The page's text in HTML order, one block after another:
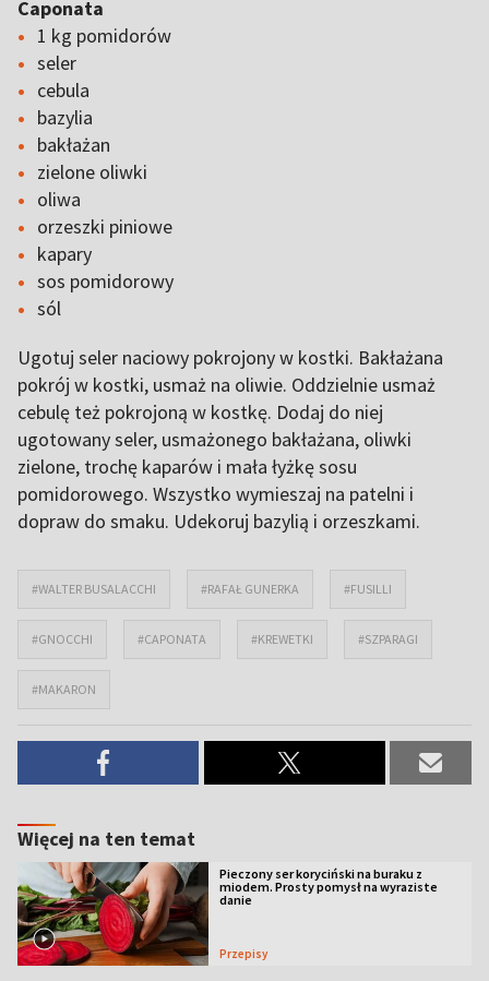
Caponata
1 kg pomidorów
seler
cebula
bazylia
bakłażan
zielone oliwki
oliwa
orzeszki piniowe
kapary
sos pomidorowy
sól
Ugotuj seler naciowy pokrojony w kostki. Bakłażana
pokrój w kostki, usmaż na oliwie. Oddzielnie usmaż
cebulę też pokrojoną w kostkę. Dodaj do niej
ugotowany seler, usmażonego bakłażana, oliwki
zielone, trochę kaparów i mała łyżkę sosu
pomidorowego. Wszystko wymieszaj na patelni i
dopraw do smaku. Udekoruj bazylią i orzeszkami.
#WALTER BUSALACCHI #RAFAŁ GUNERKA #FUSILLI
#GNOCCHI #CAPONATA #KREWETKI #SZPARAGI
#MAKARON
Więcej na ten temat
Pieczony ser koryciński na buraku z
miodem. Prosty pomysł na wyraziste
danie
Przepisy